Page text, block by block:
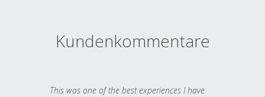
Kundenkommentare
This was one of the best experiences I have